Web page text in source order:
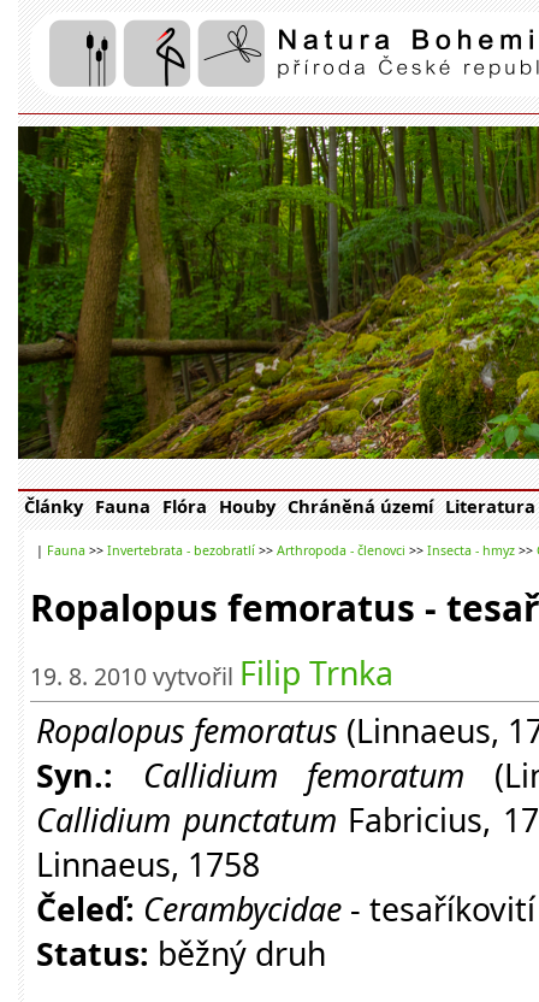
Články Fauna Flóra Houby Chráněná území Literatura
| Fauna >> Invertebrata - bezobratlí >> Arthropoda - členovci >> Insecta - hmyz >>
Ropalopus femoratus -
19. 8. 2010 vytvořil Filip Trnka
Ropalopus femoratus (Linnaeus,
Syn.: Callidium femoratum
Callidium punctatum Fabricius,
Linnaeus, 1758
Čeleď: Cerambycidae -
Status: běžný druh